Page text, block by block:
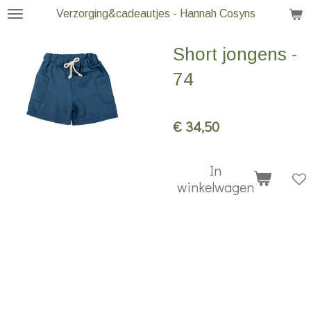
Ga
hoofdinhoud
Verzorging&cadeautjes - Hannah Cosyns
Short jongens -
74
€ 34,50
In
winkelwagen